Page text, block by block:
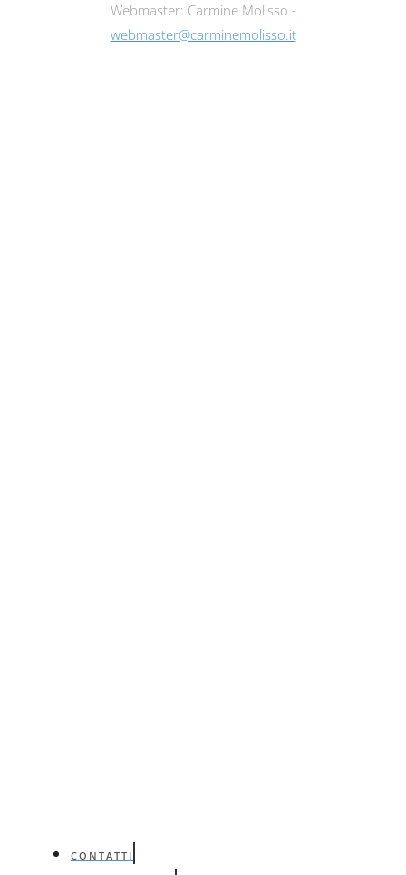
Webmaster: Carmine Molisso -
webmaster@carminemolisso.it
CONTATTI